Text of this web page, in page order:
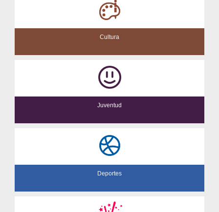
Cultura
Juventud
Deportes